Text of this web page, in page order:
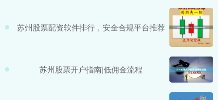
苏州股票配资软件排行，安全合规平台推荐
苏州股票开户指南|低佣金流程